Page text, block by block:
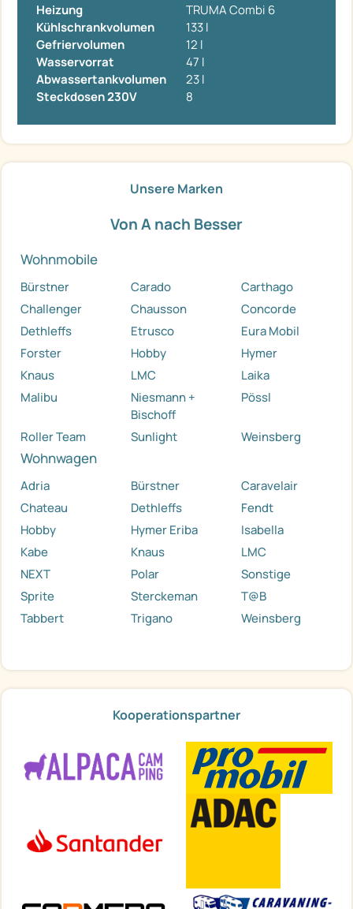
Heizung
TRUMA Combi 6
Kühlschrankvolumen
133 l
Gefriervolumen
12 l
Wasservorrat
47 l
Abwassertankvolumen
23 l
Steckdosen 230V
8
Unsere Marken
Von A nach Besser
Wohnmobile
Bürstner Carado
Carthago
Challenger
Chausson
Concorde
Dethleffs
Etrusco
Eura Mobil
Forster
Hobby
Hymer
Knaus
LMC
Laika
Malibu
Niesmann +
Bischoff
Pössl
Roller Team Sunlight Weinsberg
Wohnwagen
Adria Bürstner
Caravelair
Chateau
Dethleffs
Fendt
Hobby
Hymer Eriba
Isabella
Kabe
Knaus
LMC
NEXT
Polar
Sonstige
Sprite
Sterckeman
T@B
Tabbert
Trigano Weinsberg
Kooperationspartner